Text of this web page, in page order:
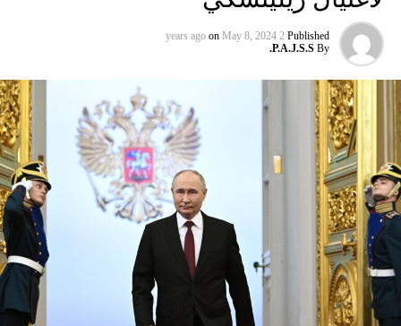
Published
2 years ago
on May 8, 2024
By
P.A.J.S.S.